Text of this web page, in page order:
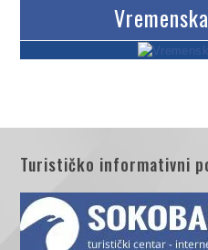
Turističko informativni